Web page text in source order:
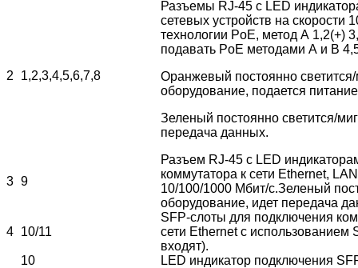
2 1,2,3,4,5,6,7,8
Разъемы RJ-45 с LED
сетевых устройств на скорости
технологии PoE, метод А 1,2(+)
подавать PoE методами А и В
Оранжевый постоянно
оборудование, подается
Зеленый постоянно светится/
передача данных.
3 9
Разъем RJ-45 с LED
коммутатора к сети Ethernet,
10/100/1000 Мбит/с.Зеленый
оборудование, идет передача
4 10/11
SFP-слоты для подключения
сети Ethernet с использованием
входят).
10
LED индикатор подключения